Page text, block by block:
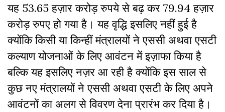
यह 53.65 हज़ार करोड़ रुपये से बढ़ कर 79.94 हज़ार
करोड़ रुपए हो गया है। यह वृद्धि इसलिए नहीं हुई है
क्योंकि किसी या किन्हीं मंत्रालयों ने एससी अथवा एसटी
कल्याण योजनाओं के लिए आवंटन में इज़ाफा किया है
बल्कि यह इसलिए नज़र आ रही है क्योंकि इस साल से
कुछ नए मंत्रालयों ने एससी अथवा एसटी के लिए अपने
आवंटनों का अलग से विवरण देना प्रारंभ कर दिया है।